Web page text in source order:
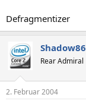
Defragmentizer
Shadow86
Rear Admiral
2. Februar 2004